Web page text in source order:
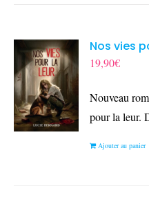
Nos vies
19,90€
Nouveau
pour la leur.
Ajouter au panier